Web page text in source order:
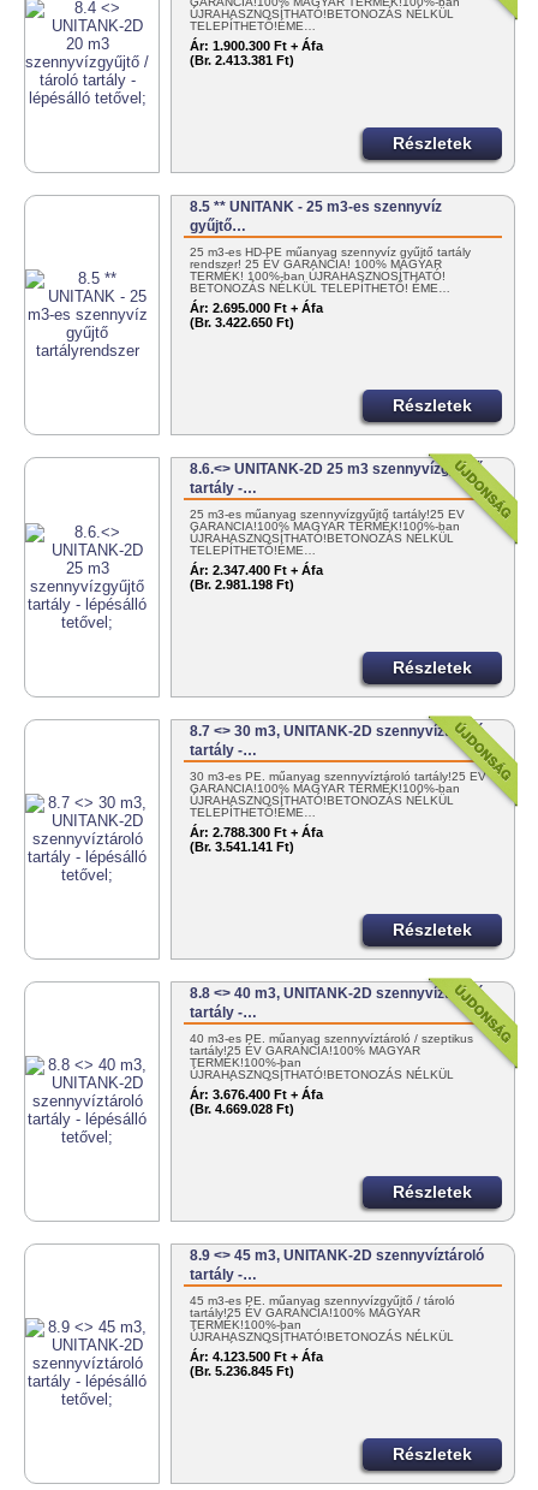
ÚJRAHASZNOSÍTHATÓ!BETONOZÁS NÉLKÜL
TELEPÍTHETŐ!ÉME…
Ár: 1.900.300 Ft + Áfa
(Br. 2.413.381 Ft)
Részletek
8.5 ** UNITANK - 25 m3-es szennyvíz
gyűjtő…
25 m3-es HD-PE műanyag szennyvíz gyűjtő tartály
rendszer! 25 ÉV GARANCIA! 100% MAGYAR
TERMÉK! 100%-ban ÚJRAHASZNOSÍTHATÓ!
BETONOZÁS NÉLKÜL TELEPÍTHETŐ! ÉME…
Ár: 2.695.000 Ft + Áfa
(Br. 3.422.650 Ft)
Részletek
8.6.<> UNITANK-2D 25 m3 szennyvízgyűjtő
tartály -…
25 m3-es műanyag szennyvízgyűjtő tartály!25 ÉV
GARANCIA!100% MAGYAR TERMÉK!100%-ban
ÚJRAHASZNOSÍTHATÓ!BETONOZÁS NÉLKÜL
TELEPÍTHETŐ!ÉME…
Ár: 2.347.400 Ft + Áfa
(Br. 2.981.198 Ft)
Részletek
8.7 <> 30 m3, UNITANK-2D szennyvíztároló
tartály -…
30 m3-es PE. műanyag szennyvíztároló tartály!25 ÉV
GARANCIA!100% MAGYAR TERMÉK!100%-ban
ÚJRAHASZNOSÍTHATÓ!BETONOZÁS NÉLKÜL
TELEPÍTHETŐ!ÉME…
Ár: 2.788.300 Ft + Áfa
(Br. 3.541.141 Ft)
Részletek
8.8 <> 40 m3, UNITANK-2D szennyvíztároló
tartály -…
40 m3-es PE. műanyag szennyvíztároló / szeptikus
tartály!25 ÉV GARANCIA!100% MAGYAR
TERMÉK!100%-ban
ÚJRAHASZNOSÍTHATÓ!BETONOZÁS NÉLKÜL
TELEPÍTHETŐ!ÉME…
Ár: 3.676.400 Ft + Áfa
(Br. 4.669.028 Ft)
Részletek
8.9 <> 45 m3, UNITANK-2D szennyvíztároló
tartály -…
45 m3-es PE. műanyag szennyvízgyűjtő / tároló
tartály!25 ÉV GARANCIA!100% MAGYAR
TERMÉK!100%-ban
ÚJRAHASZNOSÍTHATÓ!BETONOZÁS NÉLKÜL
TELEPÍTHETŐ!ÉME…
Ár: 4.123.500 Ft + Áfa
(Br. 5.236.845 Ft)
Részletek